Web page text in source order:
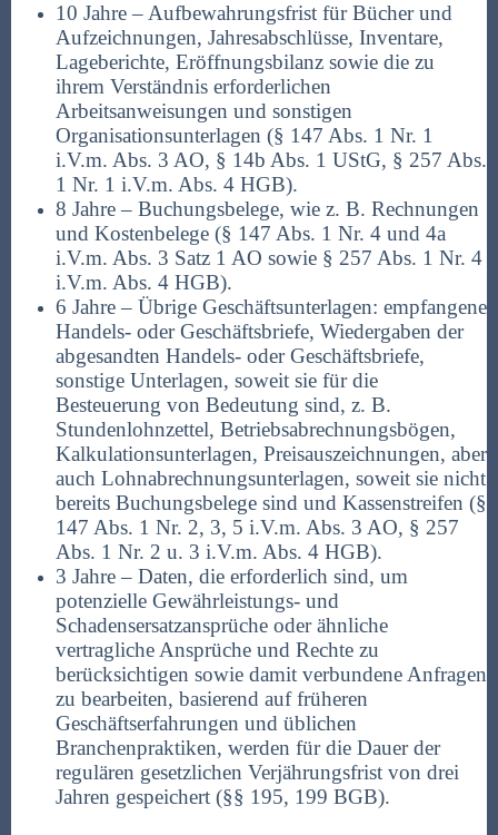
10 Jahre – Aufbewahrungsfrist für Bücher und
Aufzeichnungen, Jahresabschlüsse, Inventare,
Lageberichte, Eröffnungsbilanz sowie die zu
ihrem Verständnis erforderlichen
Arbeitsanweisungen und sonstigen
Organisationsunterlagen (§ 147 Abs. 1 Nr. 1
i.V.m. Abs. 3 AO, § 14b Abs. 1 UStG, § 257 Abs.
1 Nr. 1 i.V.m. Abs. 4 HGB).
8 Jahre – Buchungsbelege, wie z. B. Rechnungen
und Kostenbelege (§ 147 Abs. 1 Nr. 4 und 4a
i.V.m. Abs. 3 Satz 1 AO sowie § 257 Abs. 1 Nr. 4
i.V.m. Abs. 4 HGB).
6 Jahre – Übrige Geschäftsunterlagen: empfangene
Handels- oder Geschäftsbriefe, Wiedergaben der
abgesandten Handels- oder Geschäftsbriefe,
sonstige Unterlagen, soweit sie für die
Besteuerung von Bedeutung sind, z. B.
Stundenlohnzettel, Betriebsabrechnungsbögen,
Kalkulationsunterlagen, Preisauszeichnungen, aber
auch Lohnabrechnungsunterlagen, soweit sie nicht
bereits Buchungsbelege sind und Kassenstreifen (§
147 Abs. 1 Nr. 2, 3, 5 i.V.m. Abs. 3 AO, § 257
Abs. 1 Nr. 2 u. 3 i.V.m. Abs. 4 HGB).
3 Jahre – Daten, die erforderlich sind, um
potenzielle Gewährleistungs- und
Schadensersatzansprüche oder ähnliche
vertragliche Ansprüche und Rechte zu
berücksichtigen sowie damit verbundene Anfragen
zu bearbeiten, basierend auf früheren
Geschäftserfahrungen und üblichen
Branchenpraktiken, werden für die Dauer der
regulären gesetzlichen Verjährungsfrist von drei
Jahren gespeichert (§§ 195, 199 BGB).